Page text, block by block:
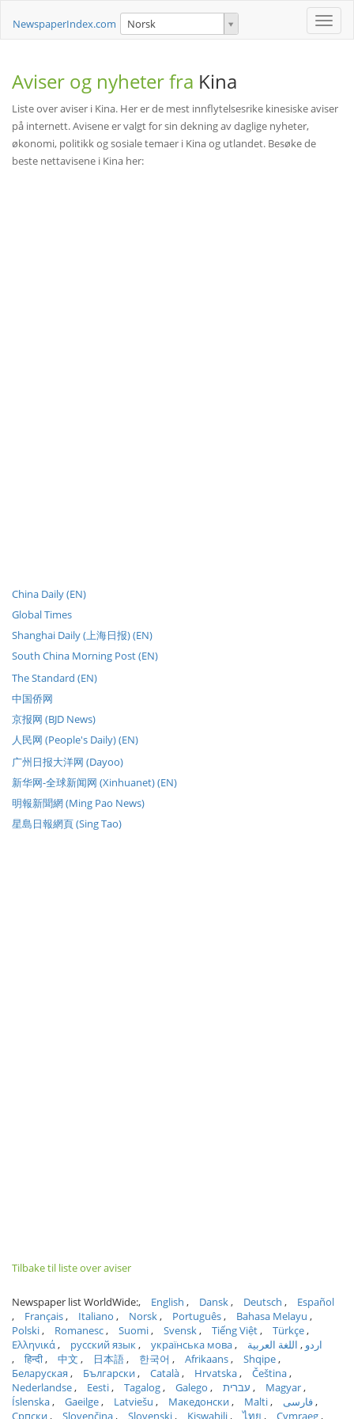
Toggle
NewspaperIndex.com Norsk
Aviser og nyheter fra Kina
Liste over aviser i Kina. Her er de mest innflytelsesrike kinesiske aviser
på internett. Avisene er valgt for sin dekning av daglige nyheter,
økonomi, politikk og sosiale temaer i Kina og utlandet. Besøke de
beste nettavisene i Kina her:
China Daily (EN)
Global Times
Shanghai Daily (上海日报) (EN)
South China Morning Post (EN)
The Standard (EN)
中国侨网
京报网 (BJD News)
人民网 (People's Daily) (EN)
广州日报大洋网 (Dayoo)
新华网-全球新闻网 (Xinhuanet) (EN)
明報新聞網 (Ming Pao News)
星島日報網頁 (Sing Tao)
Tilbake til liste over aviser
Newspaper list WorldWide: English Dansk Deutsch
Español
Français
Italiano Norsk Português
Bahasa Melayu
Polski
Romanesc Suomi Svensk Tiếng Việt
Türkçe
Ελληνικά
русский язык українська мова اردو
اللغة العربية
हिन्दी
中文 日本語 한국어 Afrikaans
Shqipe
Беларуская
Български Català Hrvatska
Čeština
Nederlandse
Eesti Tagalog Galego עברית
Magyar
Íslenska
Gaeilge Latviešu Македонски Malti
فارسی
Српски
Slovenčina Slovenski Kiswahili ไทย Cymraeg